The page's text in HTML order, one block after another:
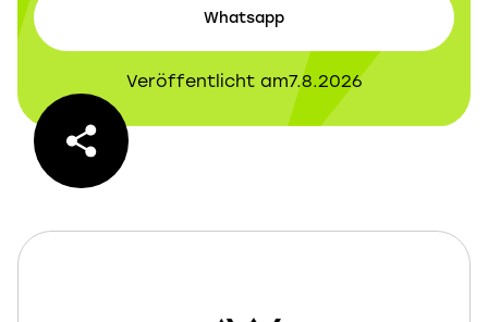
Whatsapp
Veröffentlicht am7.8.2026